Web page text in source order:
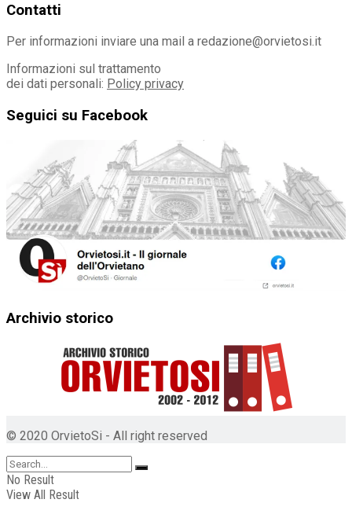
Contatti
Per informazioni inviare una mail a redazione@orvietosi.it
Informazioni sul trattamento
dei dati personali: Policy privacy
Seguici su Facebook
Archivio storico
© 2020 OrvietoSi - All right reserved
No Result
View All Result